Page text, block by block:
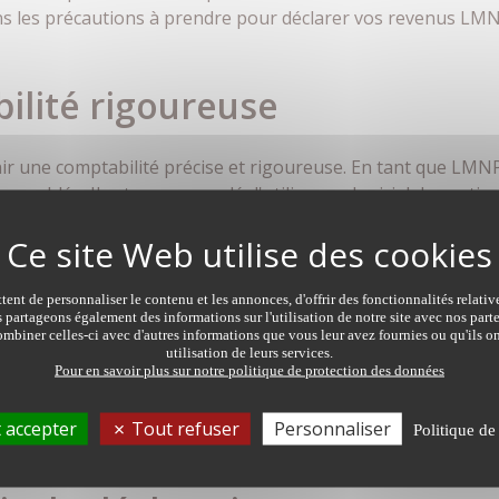
les précautions à prendre pour déclarer vos revenus
rigoureuse
une comptabilité précise et rigoureuse. En tant que
meublée. Il est recommandé d'utiliser un logiciel de
que toutes les transactions sont correctement
fiscales applicables :
fiscales spécifiques au régime LMNP. Assurez-
ainsi que les différentes charges déductibles.
réel) et choisissez celui qui vous convient le mieux
de personnaliser le contenu et les annonces, d'offrir des fonctionnalités
également des informations sur l'utilisation de notre site avec nos
celles-ci avec d'autres informations que vous leur avez fournies ou qu'ils
utilisation de leurs services.
Pour en savoir plus sur notre politique de protection des données
Tout refuser Personnaliser Politique